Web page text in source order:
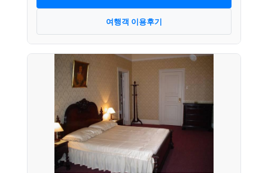
여행객 이용후기